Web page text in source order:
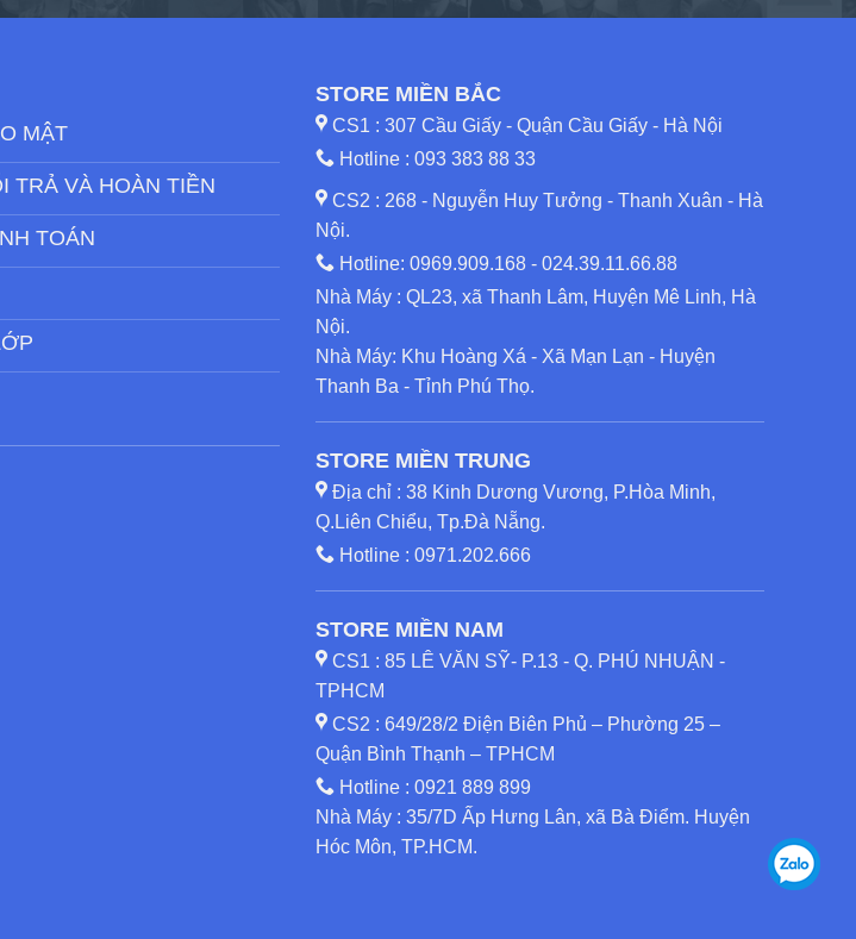
MẬT
TRẢ VÀ HOÀN TIỀN
TOÁN
STORE MIỀN BẮC
CS1 : 307 Cầu Giấy - Quận Cầu Giấy - Hà Nội
Hotline :093 383 88 33
CS2 : 268 - Nguyễn Huy Tưởng - Thanh Xuân - Hà
Nội.
Hotline:0969.909.168 -024.39.11.66.88
Nhà Máy : QL23, xã Thanh Lâm, Huyện Mê Linh, Hà
Nội.
Nhà Máy: Khu Hoàng Xá - Xã Mạn Lạn - Huyện
Thanh Ba - Tỉnh Phú Thọ.
STORE MIỀN TRUNG
Địa chỉ : 38 Kinh Dương Vương, P.Hòa Minh,
Q.Liên Chiểu, Tp.Đà Nẵng.
Hotline :0971.202.666
STORE MIỀN NAM
CS1 : 85 LÊ VĂN SỸ- P.13 - Q. PHÚ NHUẬN -
TPHCM
CS2 : 649/28/2 Điện Biên Phủ – Phường 25 –
Quận Bình Thạnh – TPHCM
Hotline :0921 889 899
Nhà Máy : 35/7D Ấp Hưng Lân, xã Bà Điểm. Huyện
Hóc Môn, TP.HCM.